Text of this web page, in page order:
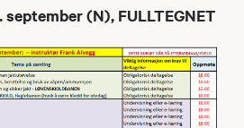
(N), FULLTEGNET